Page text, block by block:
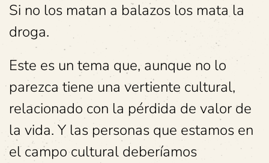
Si no los matan a balazos los mata la
droga.
Este es un tema que, aunque no lo
parezca tiene una vertiente cultural,
relacionado con la pérdida de valor de
la vida. Y las personas que estamos en
el campo cultural deberíamos